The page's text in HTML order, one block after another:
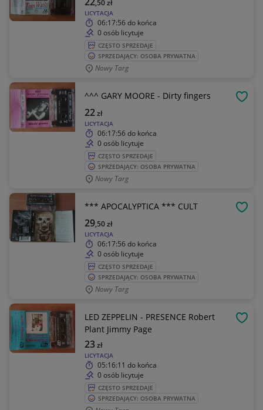
LICYTACJA
,50zł
06:17:56do końca
0 osób licytuje
CZĘSTO SPRZEDAJE
SPRZEDAJĄCY: OSOBA PRYWATNA
Nowy Targ
^^^ GARY MOORE - Dirty fingers
LICYTACJA
22zł
06:17:56do końca
0 osób licytuje
CZĘSTO SPRZEDAJE
SPRZEDAJĄCY: OSOBA PRYWATNA
Nowy Targ
*** APOCALYPTICA *** CULT
LICYTACJA
29,50zł
06:17:56do końca
0 osób licytuje
CZĘSTO SPRZEDAJE
SPRZEDAJĄCY: OSOBA PRYWATNA
Nowy Targ
LED ZEPPELIN - PRESENCE Robert
Plant Jimmy Page
LICYTACJA
23zł
05:16:11 do końca
0 osób licytuje
CZĘSTO SPRZEDAJE
SPRZEDAJĄCY: OSOBA PRYWATNA